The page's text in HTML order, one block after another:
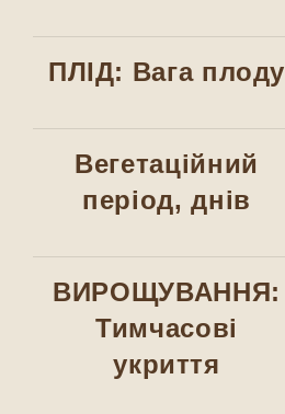
ПЛІД: Вага плоду
Вегетаційний
період, днів
ВИРОЩУВАННЯ:
Тимчасові
укриття